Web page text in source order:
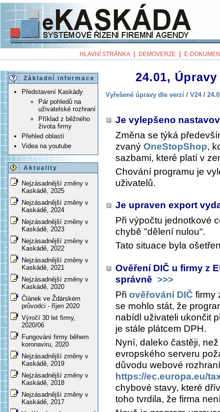
HLAVNÍ STRÁNKA DEMOVERZE E-
Základní informace
Představení Kaskády
Pár pohledů na
uživatelské rozhraní
Příklad z běžného
života firmy
Přehled oblastí
Videa na youtube
Aktuality
Nejzásadnější změny v
Kaskádě, 2025
Nejzásadnější změny v
Kaskádě, 2024
Nejzásadnější změny v
Kaskádě, 2023
Nejzásadnější změny v
Kaskádě, 2022
Nejzásadnější změny v
Kaskádě, 2021
Nejzásadnější změny v
Kaskádě, 2020
Článek ve Ždárském
průvodci - říjen 2020
Výročí 30 let firmy,
2020/06
Fungování firmy během
koronaviru, 2020
Nejzásadnější změny v
Kaskádě, 2019
Nejzásadnější změny v
Kaskádě, 2018
Nejzásadnější změny v
Kaskádě, 2017
24.01,
Vyřešené úpravy dle verzí / V24/
Je vylepšeno
Změna se týká
zvaný OneStopShop,
sazbami, které platí v
Chování programu je
uživatelů.
Je upraven export
Při výpočtu jednotkové
chybě "dělení nulou".
Tato situace byla
Ověření DIČ u firmy z
správně >>>
Při ověřování DIČ firmy
se mohlo stát, že
nabídl uživateli ukončit
je stále plátcem DPH.
Nyní, daleko častěji,
evropského serveru
důvodu webové
https://ec.europa.eu/
chybové stavy, které
toho tvrdila, že firma